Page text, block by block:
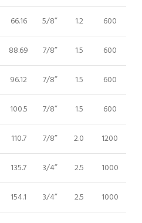
66.16 5/8” 1.2 600
88.69 7/8” 1.5 600
96.12 7/8” 1.5 600
100.5 7/8” 1.5 600
110.7 7/8” 2.0 1200
135.7 3/4” 2.5 1000
154.1 3/4” 2.5 1000